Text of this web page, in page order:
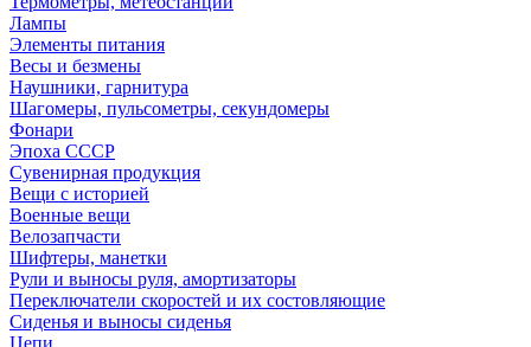
Лампы
Элементы питания
Весы и безмены
Наушники, гарнитура
Шагомеры, пульсометры, секундомеры
Фонари
Эпоха СССР
Сувенирная продукция
Вещи с историей
Военные вещи
Велозапчасти
Шифтеры, манетки
Рули и выносы руля, амортизаторы
Переключатели скоростей и их состовляющие
Сиденья и выносы сиденья
Цепи